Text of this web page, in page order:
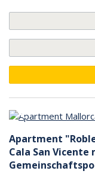
Apartment
Cala San Vicente